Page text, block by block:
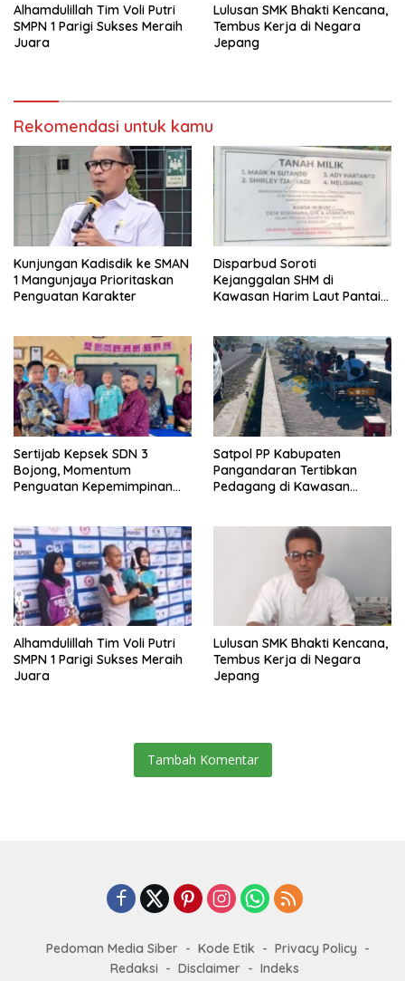
Alhamdulillah Tim Voli Putri
SMPN 1 Parigi Sukses Meraih
Juara
Lulusan SMK Bhakti Kencana,
Tembus Kerja di Negara
Jepang
Rekomendasi untuk kamu
Kunjungan Kadisdik ke SMAN
1 Mangunjaya Prioritaskan
Penguatan Karakter
Disparbud Soroti
Kejanggalan SHM di
Kawasan Harim Laut Pantai
Sertijab Kepsek SDN 3
Bojong, Momentum
Penguatan Kepemimpinan
Satpol PP Kabupaten
Pangandaran Tertibkan
Pedagang di Kawasan
Alhamdulillah Tim Voli Putri
SMPN 1 Parigi Sukses Meraih
Juara
Lulusan SMK Bhakti Kencana,
Tembus Kerja di Negara
Jepang
Tambah Komentar
Pedoman Media Siber Kode Etik
Privacy Policy
Redaksi
Disclaimer Indeks